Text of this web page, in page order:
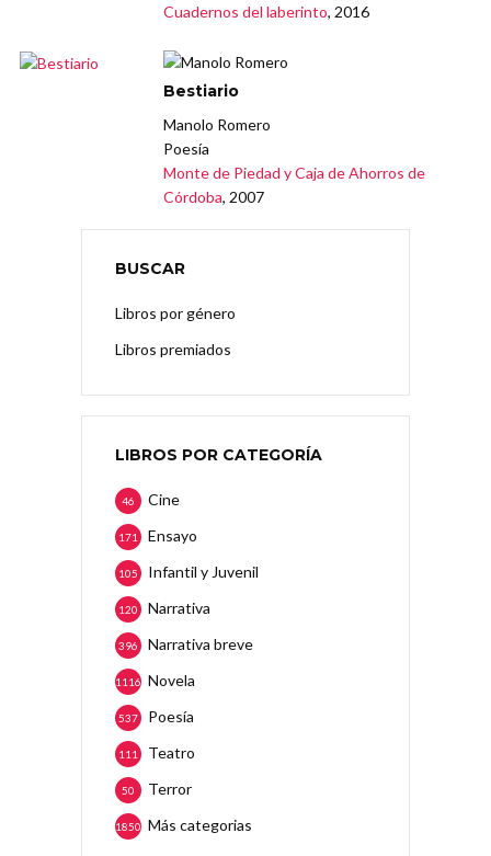
Cuadernos del laberinto, 2016
Bestiario
Manolo Romero
Poesía
Monte de Piedad y Caja de Ahorros de
Córdoba, 2007
BUSCAR
Libros por género
Libros premiados
LIBROS POR CATEGORÍA
Cine
46
Ensayo
171
Infantil y Juvenil
105
Narrativa
120
Narrativa breve
396
Novela
1116
Poesía
537
Teatro
111
Terror
50
Más categorias
1850